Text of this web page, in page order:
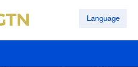
Language